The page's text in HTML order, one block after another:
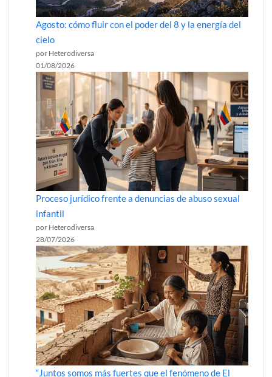
Agosto: cómo fluir con el poder del 8 y la energía del
cielo
por Heterodiversa
01/08/2026
Proceso jurídico frente a denuncias de abuso sexual
infantil
por Heterodiversa
28/07/2026
“Juntos somos más fuertes que el fenómeno de El